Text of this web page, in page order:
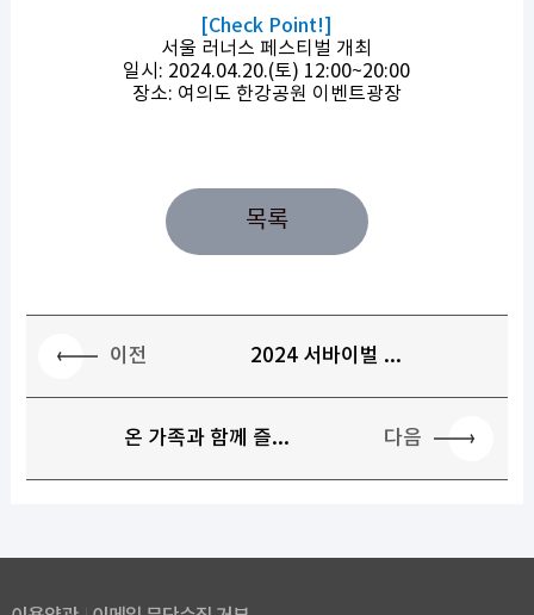
[Check Point!]
서울 러너스 페스티벌 개최
일시: 2024.04.20.(토) 12:00~20:00
장소: 여의도 한강공원 이벤트광장
목록
이전 2024 서바이벌 ...
온 가족과 함께 즐... 다음